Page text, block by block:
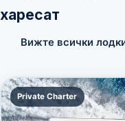
харесат
Вижте всички
Private Charter